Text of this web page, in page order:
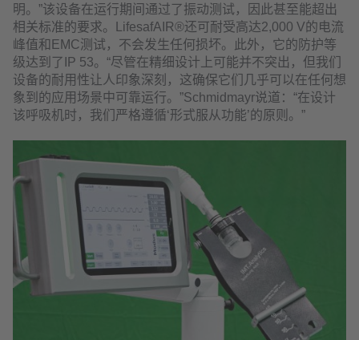
明。”该设备在运行期间通过了振动测试，因此甚至能超出
相关标准的要求。LifesafAIR®还可耐受高达2,000 V的电流
峰值和EMC测试，不会发生任何损坏。此外，它的防护等
级达到了IP 53。“尽管在精细设计上可能并不突出，但我们
设备的耐用性让人印象深刻，这确保它们几乎可以在任何想
象到的应用场景中可靠运行。”Schmidmayr说道：“在设计
该呼吸机时，我们严格遵循‘形式服从功能’的原则。”